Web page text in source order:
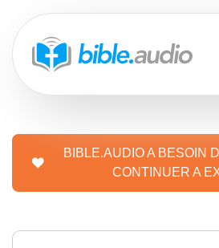
BIBLE.AUDIO A BESOIN
CONTINUER A